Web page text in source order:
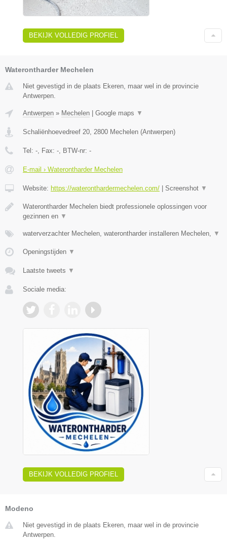
BEKIJK VOLLEDIG PROFIEL
Waterontharder Mechelen
Niet gevestigd in de plaats Ekeren, maar wel in de provincie
Antwerpen.
Antwerpen » Mechelen Google maps ▼
Schaliënhoevedreef 20, 2800 Mechelen (Antwerpen)
Tel: -, Fax: -, BTW-nr: -
E-mail › Waterontharder Mechelen
Website: https://wateronthardermechelen.com/ Screenshot ▼
Waterontharder Mechelen biedt professionele oplossingen voor
gezinnen en ▼
waterverzachter Mechelen, waterontharder installeren Mechelen, ▼
Openingstijden ▼
Laatste tweets ▼
Sociale media:
BEKIJK VOLLEDIG PROFIEL
Modeno
Niet gevestigd in de plaats Ekeren, maar wel in de provincie
Antwerpen.